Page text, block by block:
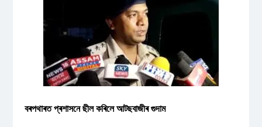
বৰপথাৰত প্ৰশাসনে ছীল কৰিলে আটছবাজীৰ গুদাম